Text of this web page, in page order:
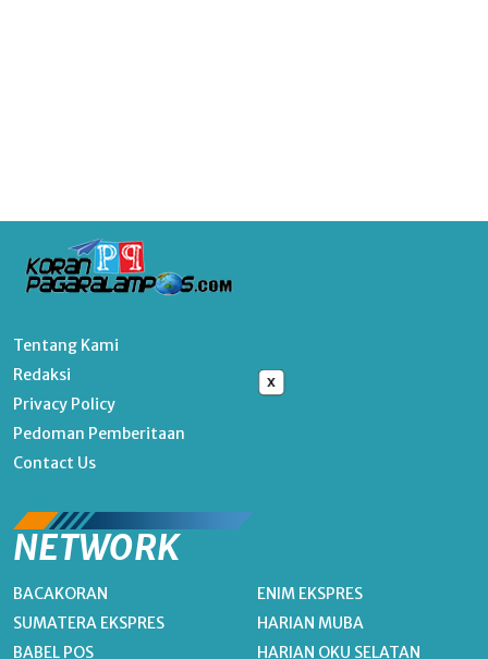
x
Tentang Kami
Redaksi
Privacy Policy
Pedoman Pemberitaan
Contact Us
NETWORK
BACAKORAN
SUMATERA EKSPRES
BABEL POS
ENIM EKSPRES
HARIAN MUBA
HARIAN OKU SELATAN